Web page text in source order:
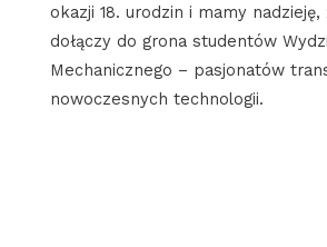
okazji 18. urodzin i mamy
dołączy do grona studentów
Mechanicznego – pasjonatów
nowoczesnych technologii.